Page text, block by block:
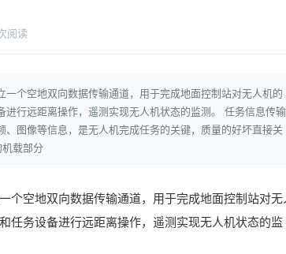
阅读
个空地双向数据传输通道，用于完成地面控制站对无人机的
行远距离操作，遥测实现无人机状态的监测。 任务信息传输
图像等信息，是无人机完成任务的关键，质量的好坏直接关
载部分
个空地双向数据传输通道，用于完成地面控制站对无
任务设备进行远距离操作，遥测实现无人机状态的监